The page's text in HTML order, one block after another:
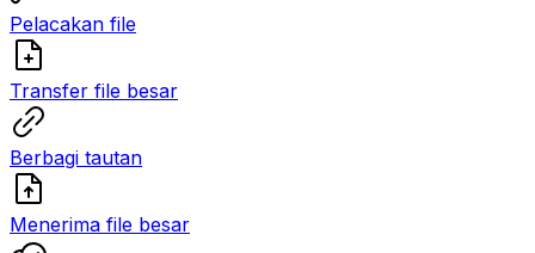
Pelacakan file
Transfer file besar
Berbagi tautan
Menerima file besar